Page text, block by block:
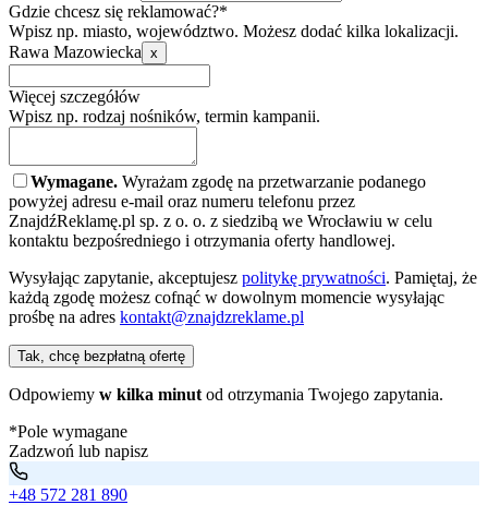
Gdzie chcesz się reklamować?*
Wpisz np. miasto, województwo. Możesz dodać kilka lokalizacji.
Rawa Mazowiecka x
Więcej szczegółów
Wpisz np. rodzaj nośników, termin kampanii.
Wymagane. Wyrażam zgodę na przetwarzanie podanego
powyżej adresu e-mail oraz numeru telefonu przez
ZnajdźReklamę.pl sp. z o. o. z siedzibą we Wrocławiu w celu
kontaktu bezpośredniego i otrzymania oferty handlowej.
Wysyłając zapytanie, akceptujesz politykę prywatności. Pamiętaj, że
każdą zgodę możesz cofnąć w dowolnym momencie wysyłając
prośbę na adres kontakt@znajdzreklame.pl
Tak, chcę bezpłatną ofertę
Odpowiemy w kilka minut od otrzymania Twojego zapytania.
*Pole wymagane
Zadzwoń lub napisz
+48 572 281 890